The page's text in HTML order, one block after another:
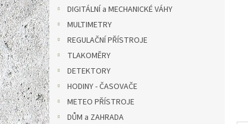
e
l
DIGITÁLNÍ a MECHANICKÉ VÁHY
MULTIMETRY
REGULAČNÍ PŘÍSTROJE
TLAKOMĚRY
DETEKTORY
HODINY - ČASOVAČE
METEO PŘÍSTROJE
DŮM a ZAHRADA